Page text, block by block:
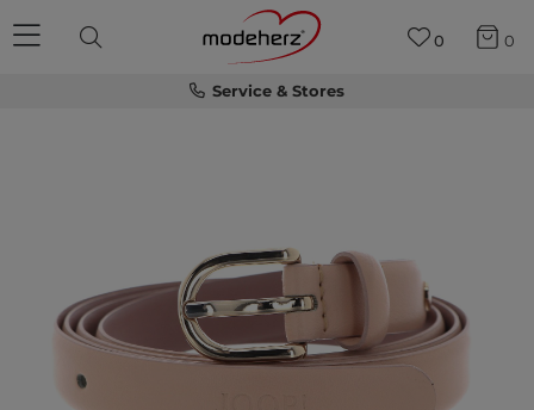
Service & Stores
0 0